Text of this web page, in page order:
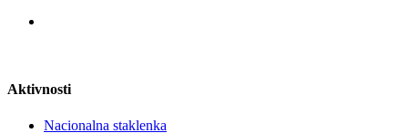
Aktivnosti
Nacionalna staklenka